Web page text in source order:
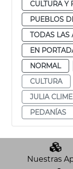
CULTURA Y
PUEBLOS
TODAS LAS
EN
NORMAL
CULTURA
JULIA
PEDANÍAS
Nuestras